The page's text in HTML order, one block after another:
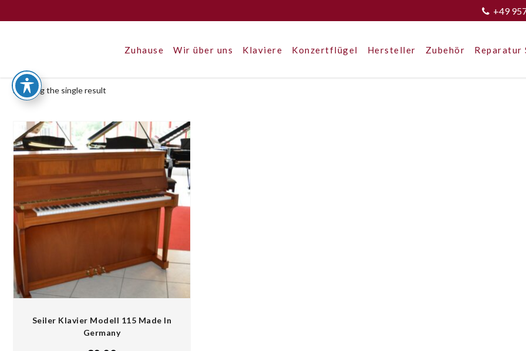
+49
Zuhause Wir über uns Klaviere Konzertflügel Hersteller Zubehör Reparatur
Showing the single result
Seiler Klavier Modell 115 Made In
Germany